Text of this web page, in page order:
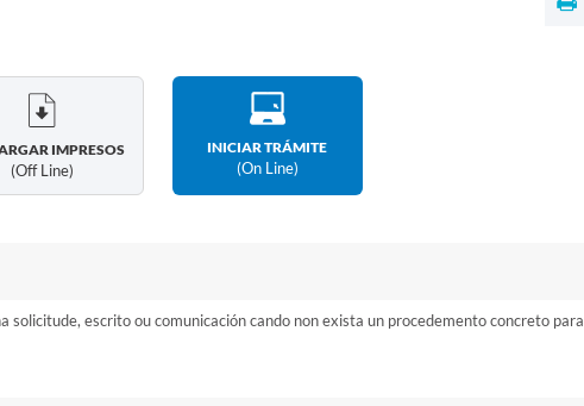
IMPRESOS
(off Line)
INICIAR TRÁMITE
(on Line)
escrito ou comunicación cando non exista un procedemento concreto para